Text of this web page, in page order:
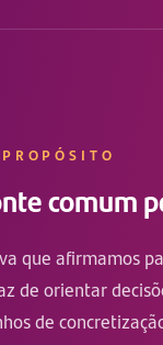
comum
que afirmamos
de orientar
de